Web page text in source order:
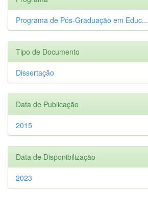
Programa de Pós-Graduação em Educ...
Tipo de Documento
Dissertação
Data de Publicação
2015
Data de Disponibilização
2023